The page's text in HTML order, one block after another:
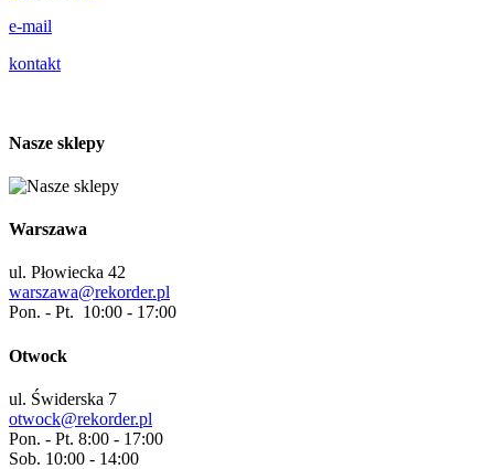
e-mail
kontakt
Nasze sklepy
Warszawa
ul. Płowiecka 42
warszawa@rekorder.pl
Pon. - Pt. 10:00 - 17:00
Otwock
ul. Świderska 7
otwock@rekorder.pl
Pon. - Pt. 8:00 - 17:00
Sob. 10:00 - 14:00